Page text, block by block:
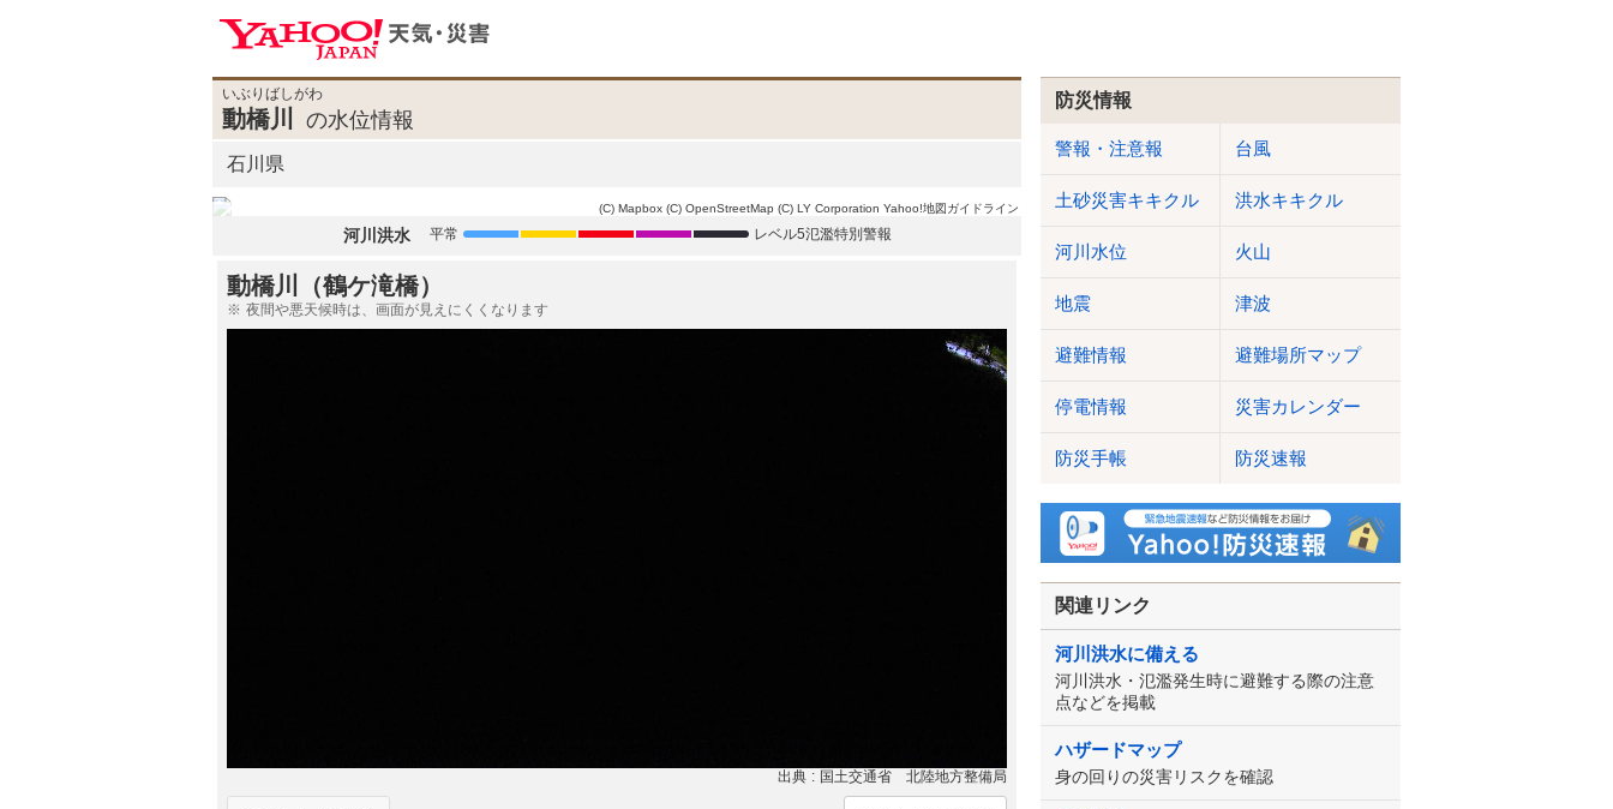
いぶりばしがわ
動橋川 の水位情報
石川県
(C) Mapbox (C) OpenStreetMap (C) LY Corporation Yahoo!地図ガイドライン
河川洪水 平常 レベル5氾濫特別警報
動橋川（鶴ケ滝橋）
夜間や悪天候時は、画面が見えにくくなります
出典 国土交通省 北陸地方整備局
防災情報
警報・注意報 台風
土砂災害キキクル 洪水キキクル
河川水位 火山
地震 津波
避難情報 避難場所マップ
停電情報 災害カレンダー
防災手帳 防災速報
関連リンク
河川洪水に備える
河川洪水・氾濫発生時に避難する際の注意
点などを掲載
ハザードマップ
身の回りの災害リスクを確認